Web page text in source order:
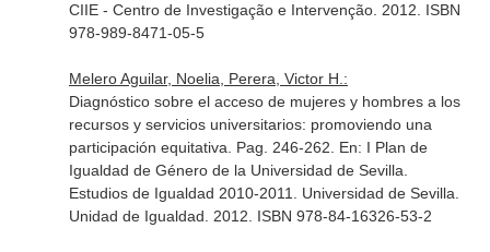
CIIE - Centro de Investigação e Intervenção. 2012. ISBN
978-989-8471-05-5
Melero Aguilar, Noelia, Perera, Victor H.:
Diagnóstico sobre el acceso de mujeres y hombres a los
recursos y servicios universitarios: promoviendo una
participación equitativa. Pag. 246-262. En: I Plan de
Igualdad de Género de la Universidad de Sevilla.
Estudios de Igualdad 2010-2011
. Universidad de Sevilla.
Unidad de Igualdad. 2012. ISBN 978-84-16326-53-2